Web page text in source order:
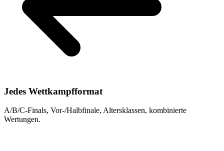
Jedes Wettkampfformat
A/B/C-Finals, Vor-/Halbfinale, Altersklassen, kombinierte
Wertungen.